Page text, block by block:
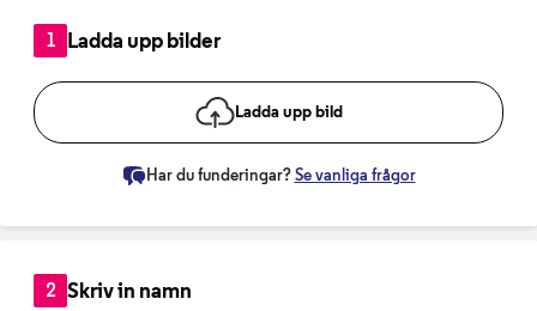
1 Ladda upp bilder
Ladda upp bild
Har du funderingar?Se vanliga frågor
2 Skriv in namn